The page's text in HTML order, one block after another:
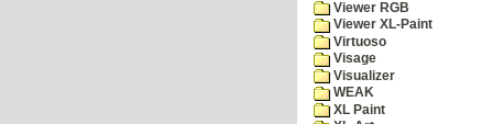
Viewer RGB
Viewer XL-Paint
Virtuoso
Visage
Visualizer
WEAK
XL Paint